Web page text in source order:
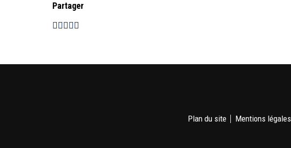
Partager
Plan du site Mentions légales